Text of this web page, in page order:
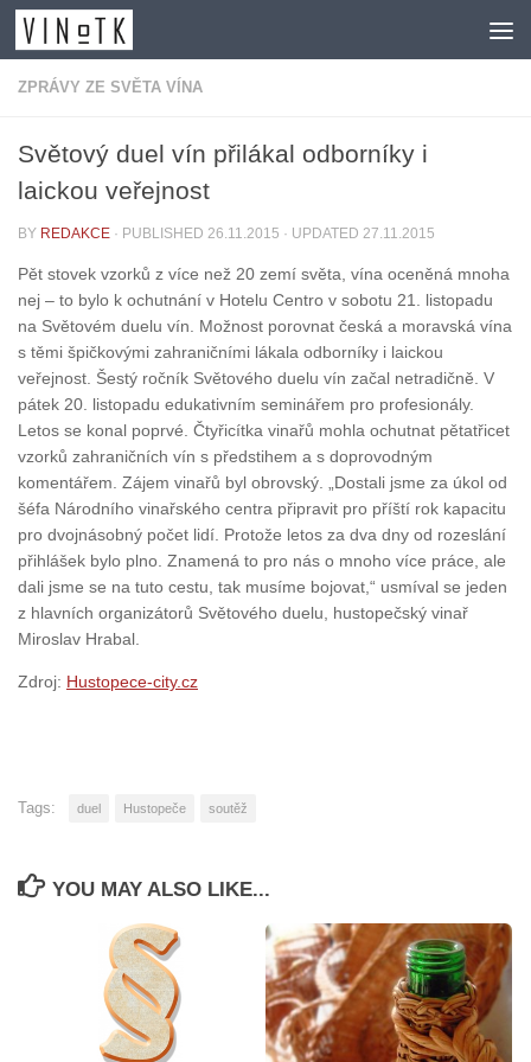
Skip to content
ZPRÁVY ZE SVĚTA VÍNA
Světový duel vín přilákal odborníky i
laickou veřejnost
BY REDAKCE · PUBLISHED 26.11.2015 · UPDATED 27.11.2015
Pět stovek vzorků z více než 20 zemí světa, vína oceněná mnoha
nej – to bylo k ochutnání v Hotelu Centro v sobotu 21. listopadu
na Světovém duelu vín. Možnost porovnat česká a moravská vína
s těmi špičkovými zahraničními lákala odborníky i laickou
veřejnost. Šestý ročník Světového duelu vín začal netradičně. V
pátek 20. listopadu edukativním seminářem pro profesionály.
Letos se konal poprvé. Čtyřicítka vinařů mohla ochutnat pětatřicet
vzorků zahraničních vín s předstihem a s doprovodným
komentářem. Zájem vinařů byl obrovský. „Dostali jsme za úkol od
šéfa Národního vinařského centra připravit pro příští rok kapacitu
pro dvojnásobný počet lidí. Protože letos za dva dny od rozeslání
přihlášek bylo plno. Znamená to pro nás o mnoho více práce, ale
dali jsme se na tuto cestu, tak musíme bojovat,“ usmíval se jeden
z hlavních organizátorů Světového duelu, hustopečský vinař
Miroslav Hrabal.
Zdroj: Hustopece-city.cz
Tags: duel Hustopeče soutěž
YOU MAY ALSO LIKE...